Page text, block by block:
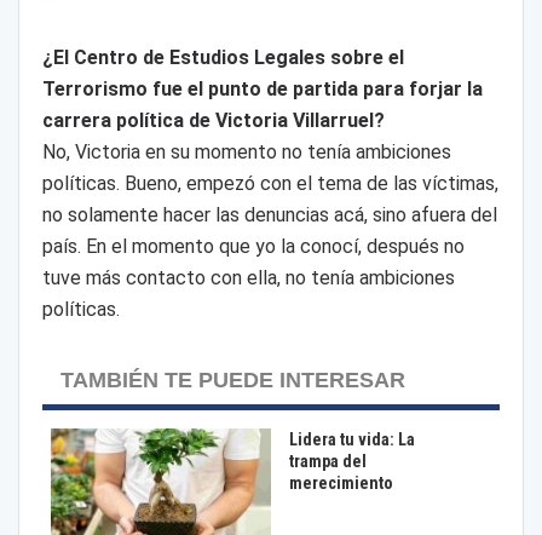
¿El Centro de Estudios Legales sobre el
Terrorismo fue el punto de partida para forjar la
carrera política de Victoria Villarruel?
No, Victoria en su momento no tenía ambiciones
políticas. Bueno, empezó con el tema de las víctimas,
no solamente hacer las denuncias acá, sino afuera del
país. En el momento que yo la conocí, después no
tuve más contacto con ella, no tenía ambiciones
políticas.
TAMBIÉN TE PUEDE INTERESAR
Lidera tu vida: La
trampa del
merecimiento